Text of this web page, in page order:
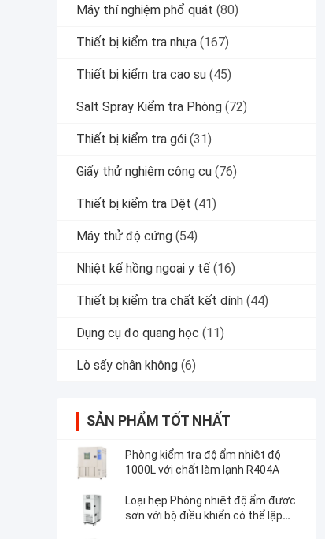
Máy thí nghiệm phổ quát (80)
Thiết bị kiểm tra nhựa (167)
Thiết bị kiểm tra cao su (45)
Salt Spray Kiểm tra Phòng (72)
Thiết bị kiểm tra gói (31)
Giấy thử nghiệm công cụ (76)
Thiết bị kiểm tra Dệt (41)
Máy thử độ cứng (54)
Nhiệt kế hồng ngoại y tế (16)
Thiết bị kiểm tra chất kết dính (44)
Dụng cụ đo quang học (11)
Lò sấy chân không (6)
SẢN PHẨM TỐT NHẤT
Phòng kiểm tra độ ẩm nhiệt độ
1000L với chất làm lạnh R404A
Loại hẹp Phòng nhiệt độ ẩm được
sơn với bộ điều khiển có thể lập